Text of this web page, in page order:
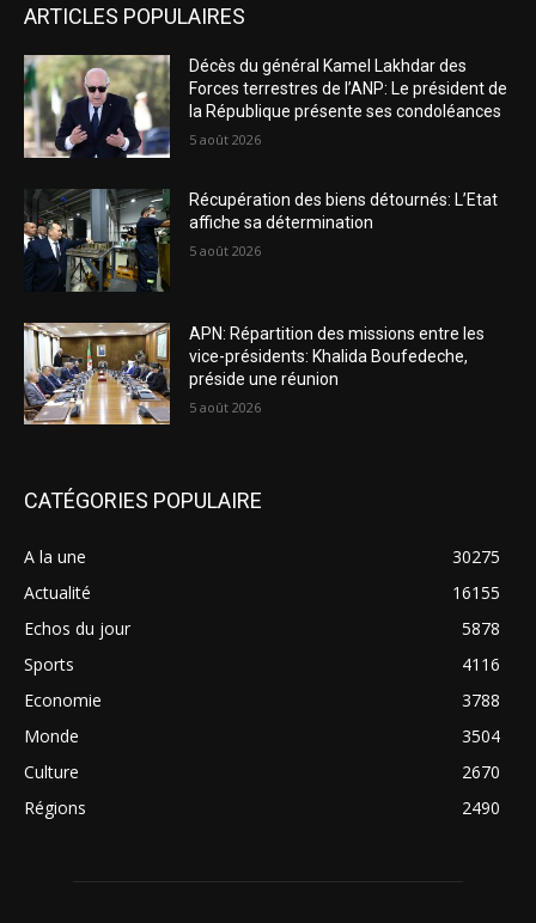
ARTICLES POPULAIRES
Décès du général Kamel Lakhdar des
Forces terrestres de l’ANP: Le président de
la République présente ses condoléances
5 août 2026
Récupération des biens détournés: L’Etat
affiche sa détermination
5 août 2026
APN: Répartition des missions entre les
vice-présidents: Khalida Boufedeche,
préside une réunion
5 août 2026
CATÉGORIES POPULAIRE
A la une
30275
Actualité
16155
Echos du jour
5878
Sports
4116
Economie
3788
Monde
3504
Culture
2670
Régions
2490